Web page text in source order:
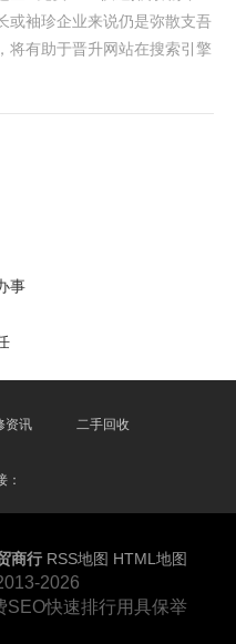
或袖珍企业来说仍是弥散支吾
将有助于晋升网站在搜索引擎
事
资讯 二手回收
：
商行 RSS地图 HTML地图
2026
SEO快速排行用具保举